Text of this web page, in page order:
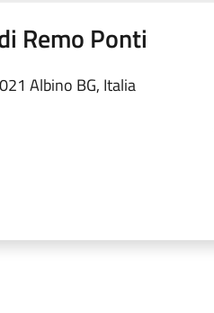
Remo Ponti
Albino BG, Italia